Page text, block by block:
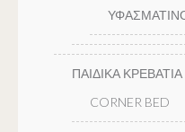
ΠΑΙΔΙΚΑ ΚΡΕΒΑΤΙΑ
CORNER BED